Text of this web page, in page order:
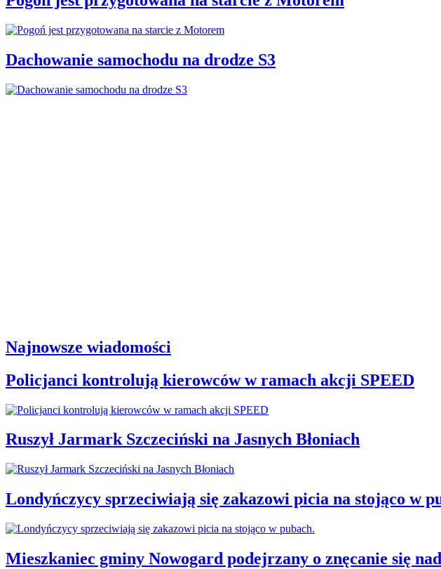
Dachowanie samochodu na drodze S3
Najnowsze wiadomości
Policjanci kontrolują kierowców w ramach akcji SPEED
Ruszył Jarmark Szczeciński na Jasnych Błoniach
Londyńczycy sprzeciwiają się zakazowi picia na stojąco w
Mieszkaniec gminy Nowogard podejrzany o znęcanie się